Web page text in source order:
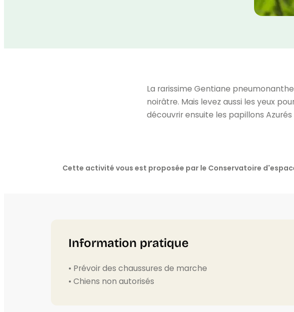
La rarissime Gentiane
noirâtre. Mais levez aussi les yeux
découvrir ensuite les papillons
Cette activité vous est proposée par le Conservatoire
Information pratique
• Prévoir des chaussures de marche
• Chiens non autorisés